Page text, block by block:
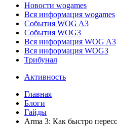
Новости wogames
Вся информация wogames
События WOG A3
События WOG3
Вся информация WOG A3
Вся информация WOG3
Трибунал
Активность
Главная
Блоги
Гайды
Arma 3: Как быстро